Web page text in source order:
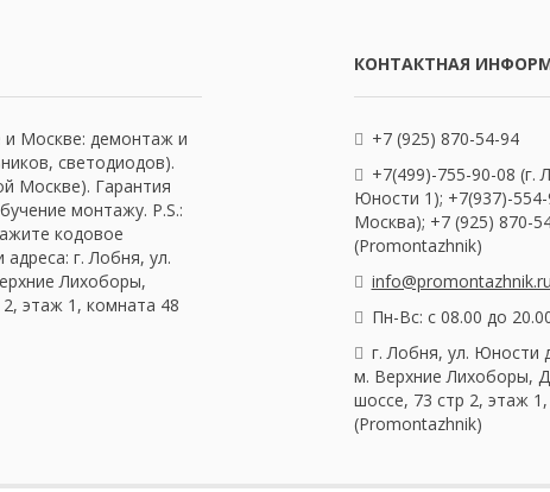
Москве: демонтаж и
светодиодов).
Москве). Гарантия
монтажу. P.S.:
кодовое
г. Лобня, ул.
Лихоборы,
этаж 1, комната 48
КОНТАКТНАЯ
+7 (925) 870-54-94
+7(499)-755-90-08 (г.
Юности 1); +7(937)-554-
Москва); +7 (925) 870-
(Promontazhnik)
info@promontazhnik.ru
Пн-Вс: с 08.00 до
г. Лобня, ул. Юности
м. Верхние Лихоборы,
шоссе, 73 стр 2, этаж
(Promontazhnik)